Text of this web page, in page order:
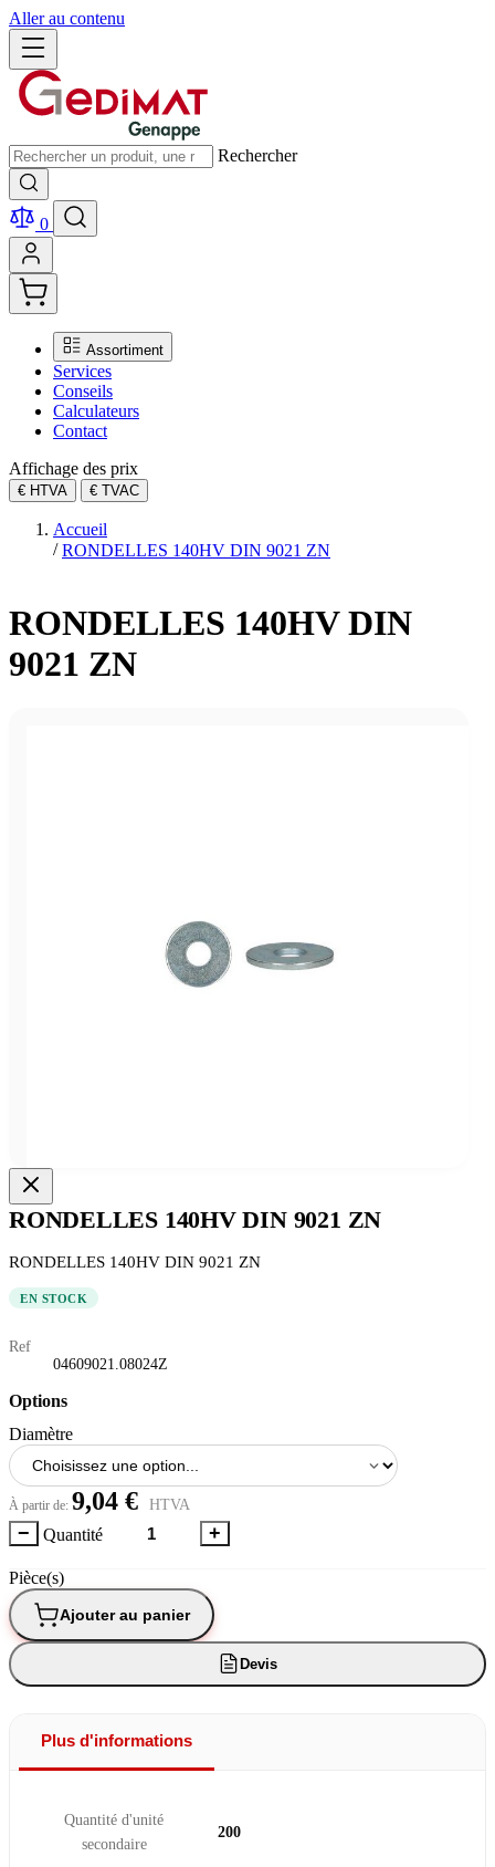
Aller au contenu
Rechercher
0
Assortiment
Services
Conseils
Calculateurs
Contact
Affichage des prix
€ HTVA € TVAC
Accueil
/ RONDELLES 140HV DIN 9021 ZN
RONDELLES 140HV DIN
9021 ZN
RONDELLES 140HV DIN 9021 ZN
RONDELLES 140HV DIN 9021 ZN
EN STOCK
Ref
04609021.08024Z
Options
Diamètre
À partir de: 9,04 € HTVA
− Quantité +
Pièce(s)
Ajouter au panier
Devis
Plus d'informations
Quantité d'unité
secondaire
200